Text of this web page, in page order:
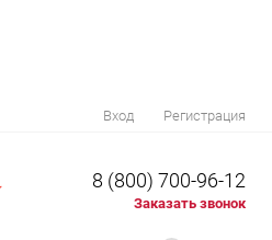
Вход Регистрация
8 (800) 700-96-12
Заказать звонок